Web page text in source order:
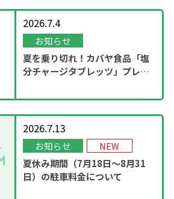
2026.7.4
お知らせ
夏を乗り切れ！カバヤ食品「塩
分チャージタブレッツ」プレゼ
2026.7.13
お知らせ NEW
夏休み期間（7月18日～8月31
日）の駐車料金について